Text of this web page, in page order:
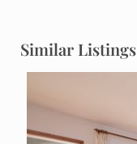
Similar Listings